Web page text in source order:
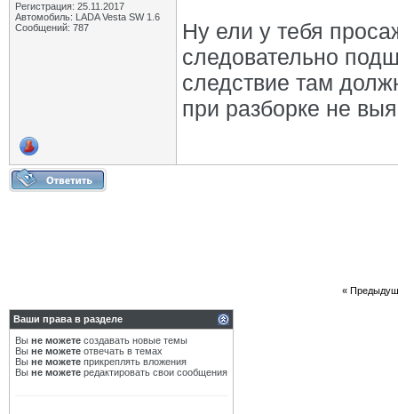
Регистрация: 25.11.2017
Автомобиль: LADA Vesta SW 1.6
Сообщений: 787
Ну ели у тебя
следовательно
следствие там
при разборке не
«
Ваши права в разделе
Вы не можете создавать новые темы
Вы не можете отвечать в темах
Вы не можете прикреплять вложения
Вы не можете редактировать свои сообщения